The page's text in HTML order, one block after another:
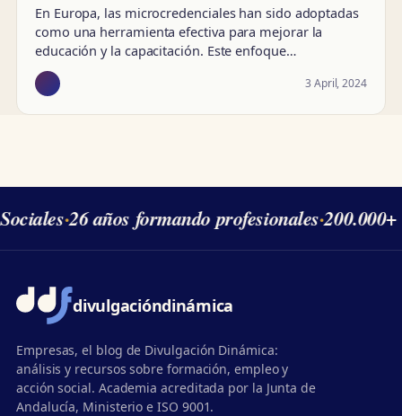
En Europa, las microcredenciales han sido adoptadas
como una herramienta efectiva para mejorar la
educación y la capacitación. Este enfoque…
3 April, 2024
·26 años formando profesionales·200.000+
divulgacióndinámica
Empresas, el blog de Divulgación Dinámica:
análisis y recursos sobre formación, empleo y
acción social. Academia acreditada por la Junta de
Andalucía, Ministerio e ISO 9001.